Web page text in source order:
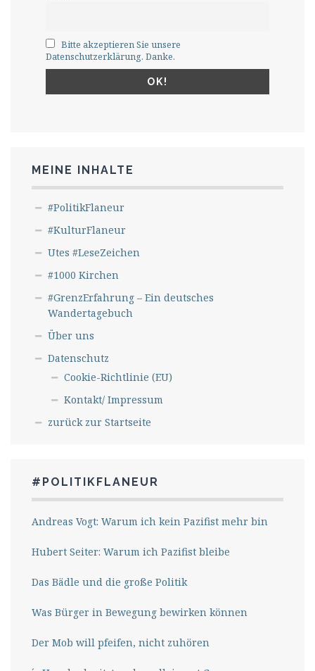
Bitte akzeptieren Sie unsere
Datenschutzerklärung. Danke.
MEINE INHALTE
#PolitikFlaneur
#KulturFlaneur
Utes #LeseZeichen
#1000 Kirchen
#GrenzErfahrung – Ein deutsches
Wandertagebuch
Über uns
Datenschutz
Cookie-Richtlinie (EU)
Kontakt/ Impressum
zurück zur Startseite
#POLITIKFLANEUR
Andreas Vogt: Warum ich kein Pazifist mehr bin
Hubert Seiter: Warum ich Pazifist bleibe
Das Bädle und die große Politik
Was Bürger in Bewegung bewirken können
Der Mob will pfeifen, nicht zuhören